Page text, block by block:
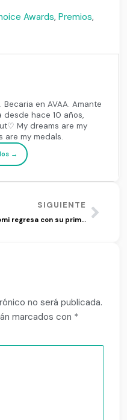
Awards,Premios,
Becaria en AVAA. Amante
hace 10 años,
My dreams are my
are my medals.
→
SIGUIENTE
Somi regresa con su primer álbum ‘XOXO’
no será publicada.
marcados con *